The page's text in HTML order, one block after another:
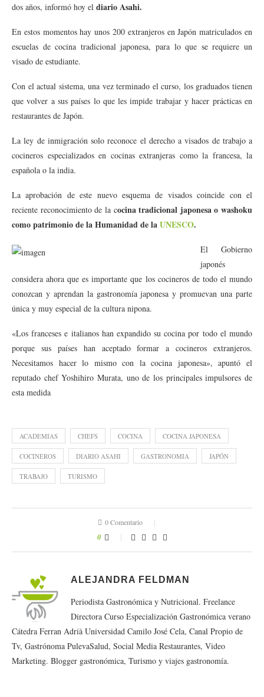
dos años, informó hoy el diario Asahi.
En estos momentos hay unos 200 extranjeros en Japón matriculados en
escuelas de cocina tradicional japonesa, para lo que se requiere un
visado de estudiante.
Con el actual sistema, una vez terminado el curso, los graduados tienen
que volver a sus países lo que les impide trabajar y hacer prácticas en
restaurantes de Japón.
La ley de inmigración solo reconoce el derecho a visados de trabajo a
cocineros especializados en cocinas extranjeras como la francesa, la
española o la india.
La aprobación de este nuevo esquema de visados coincide con el
reciente reconocimiento de la cocina tradicional japonesa o washoku
como patrimonio de la Humanidad de laUNESCO.
El Gobierno
japonés
considera ahora que es importante que los cocineros de todo el mundo
conozcan y aprendan la gastronomía japonesa y promuevan una parte
única y muy especial de la cultura nipona.
«Los franceses e italianos han expandido su cocina por todo el mundo
porque sus países han aceptado formar a cocineros extranjeros.
Necesitamos hacer lo mismo con la cocina japonesa», apuntó el
reputado chef Yoshihiro Murata, uno de los principales impulsores de
esta medida
ACADEMIAS CHEFS COCINA COCINA JAPONESA
COCINEROS DIARIO ASAHI GASTRONOMIA JAPÓN
TRABAJO TURISMO
0 Comentario
0
ALEJANDRA FELDMAN
Periodista Gastronómica y Nutricional. Freelance
Directora Curso Especialización Gastronómica verano
Cátedra Ferran Adrià Universidad Camilo José Cela, Canal Propio de
Tv, Gastrónoma PulevaSalud, Social Media Restaurantes, Video
Marketing. Blogger gastronómica, Turismo y viajes gastronomía.